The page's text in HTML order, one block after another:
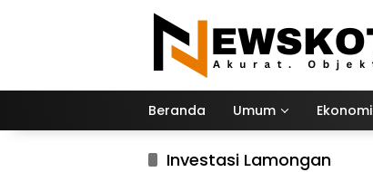
Beranda Umum Ekonomi
Investasi Lamongan